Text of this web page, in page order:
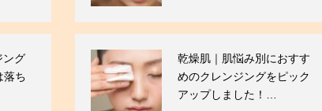
ング
落ち
乾燥肌｜肌悩み別におすす
めのクレンジングをピック
アップしました！…